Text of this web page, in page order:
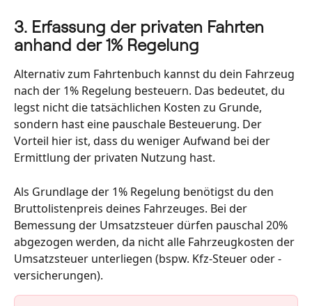
3. Erfassung der privaten Fahrten
anhand der 1% Regelung
Alternativ zum Fahrtenbuch kannst du dein Fahrzeug
nach der 1% Regelung besteuern. Das bedeutet, du
legst nicht die tatsächlichen Kosten zu Grunde,
sondern hast eine pauschale Besteuerung. Der
Vorteil hier ist, dass du weniger Aufwand bei der
Ermittlung der privaten Nutzung hast.
Als Grundlage der 1% Regelung benötigst du den
Bruttolistenpreis deines Fahrzeuges. Bei der
Bemessung der Umsatzsteuer dürfen pauschal 20%
abgezogen werden, da nicht alle Fahrzeugkosten der
Umsatzsteuer unterliegen (bspw. Kfz-Steuer oder -
versicherungen).